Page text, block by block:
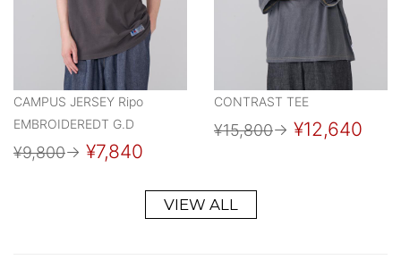
CAMPUS JERSEY Ripo
EMBROIDEREDT G.D
¥9,800→ ¥7,840
CONTRAST TEE
¥15,800→ ¥12,640
VIEW ALL